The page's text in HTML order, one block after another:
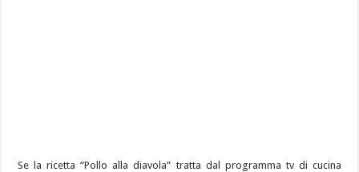
Se la ricetta “Pollo alla diavola” tratta dal programma tv di cucina